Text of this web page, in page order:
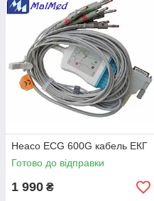
Heaco ECG 600G кабель ЕКГ
Готово до відправки
1 990 ₴